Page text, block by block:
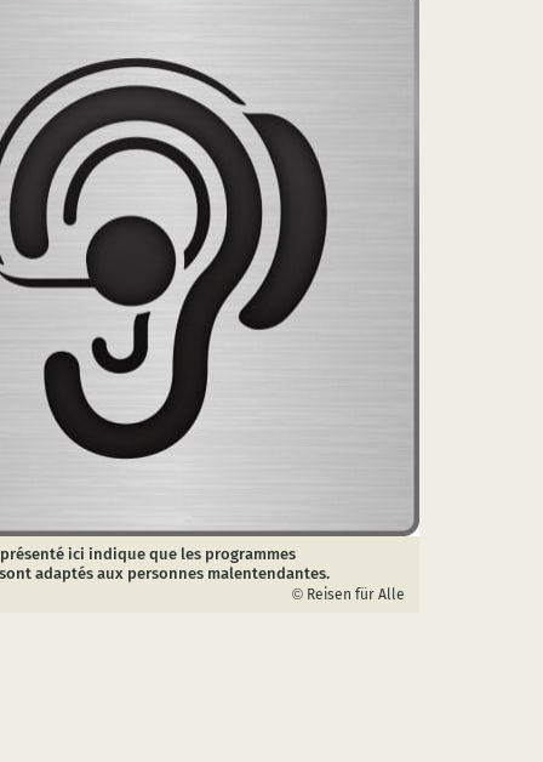
ici indique que les programmes
adaptés aux personnes malentendantes.
Reisen für Alle